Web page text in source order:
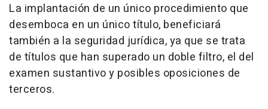
La implantación de un único procedimiento que
desemboca en un único título, beneficiará
también a la seguridad jurídica, ya que se trata
de títulos que han superado un doble filtro, el del
examen sustantivo y posibles oposiciones de
terceros.